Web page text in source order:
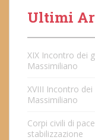
Ultimi
XIX Incontro dei
Massimiliano
XVIII Incontro
Massimiliano
Corpi civili di
stabilizzazione